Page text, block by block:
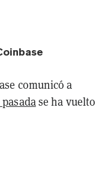
comunicó a
se ha vuelto